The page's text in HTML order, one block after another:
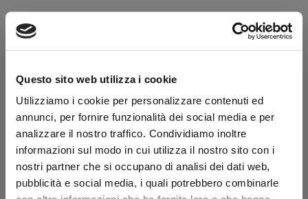
Questo sito web utilizza i cookie
Utilizziamo i cookie per personalizzare contenuti ed
annunci, per fornire funzionalità dei social media e per
analizzare il nostro traffico. Condividiamo inoltre
informazioni sul modo in cui utilizza il nostro sito con i
nostri partner che si occupano di analisi dei dati web,
pubblicità e social media, i quali potrebbero combinarle
AGGIUNGI AL CARRELLO
Scheda tecnica
Colore
Nero